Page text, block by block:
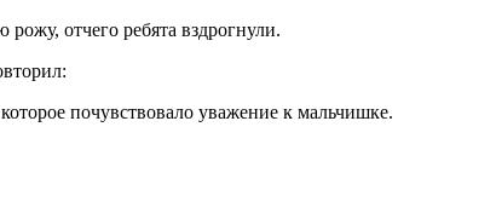
отчего ребята вздрогнули.
почувствовало уважение к мальчишке.